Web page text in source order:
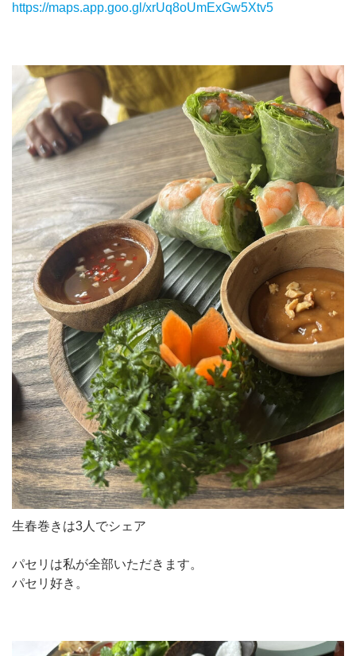
https://maps.app.goo.gl/xrUq8oUmExGw5Xtv5
生春巻きは3人でシェア
パセリは私が全部いただきます。
パセリ好き。